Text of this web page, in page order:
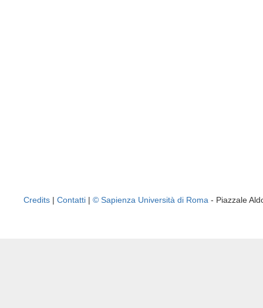
Credits | Contatti | © Sapienza Università di Roma - Piazzale